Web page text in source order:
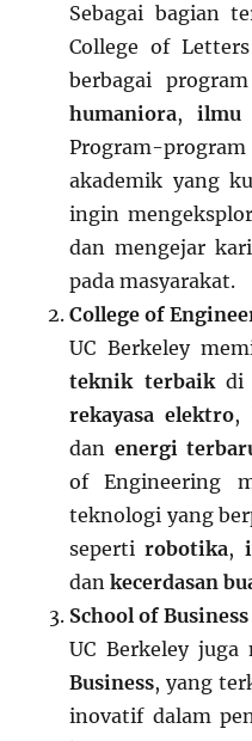
Sebagai bagian
College of
berbagai
humaniora,ilmu
Program-
akademik yang
ingin
dan mengejar
pada masyarakat.
College of
UC Berkeley
teknik terbaikdi
rekayasa elektro,
dan energi
of Engineering
teknologi yang
sepertirobotika,
dankecerdasan
School of Business
UC Berkeley
Business, yang
inovatif dalam